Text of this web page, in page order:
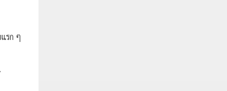
รก ๆ